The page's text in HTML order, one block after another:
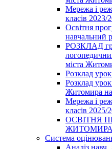
Мережа і
класів 2023/
Освітня
навчальний
РОЗКЛАД
міста
Розклад
Розклад
Житомира на
Мережа і
класів 2025/
ОСВІТНЯ
ЖИТОМИРА
Система
Аналіз навч.